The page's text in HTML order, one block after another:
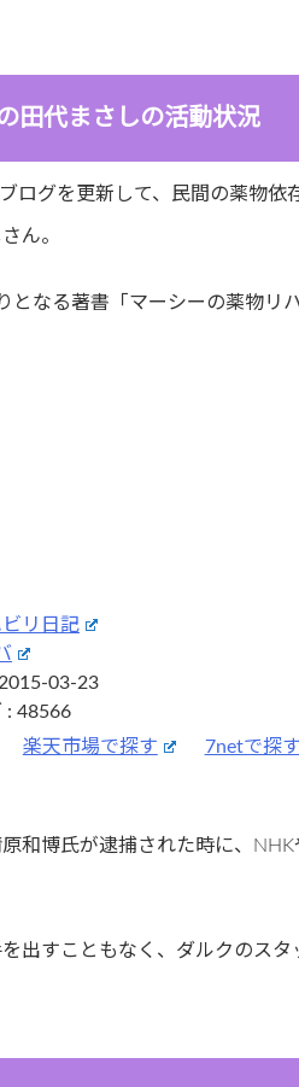
田代まさしの活動状況
ログを更新して、民間の薬物
ん。
となる著書「マーシーの薬物リ
リ日記
03-23
: 48566
楽天市場で探す 7netで探す
和博氏が逮捕された時に、
出すこともなく、ダルクのス